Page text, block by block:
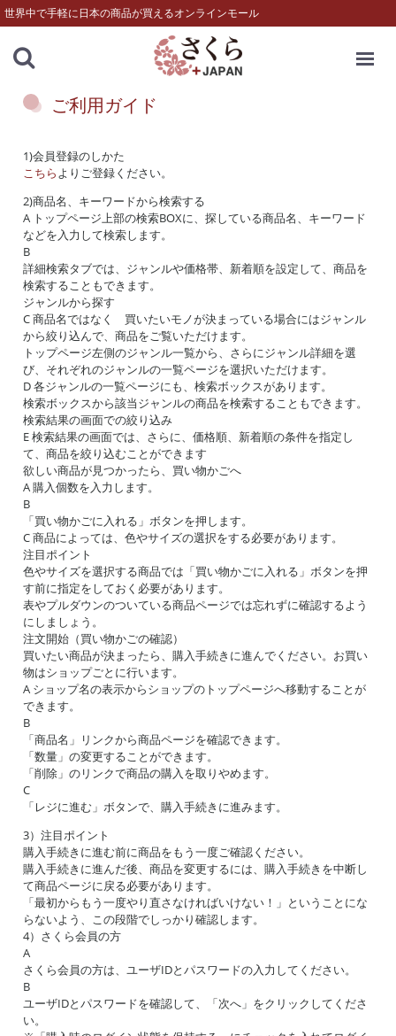
世界中で手軽に日本の商品が買えるオンラインモール
ご利用ガイド
1)会員登録のしかた
こちらよりご登録ください。
2)商品名、キーワードから検索する
A トップページ上部の検索BOXに、探している商品名、キーワード
などを入力して検索します。
B
詳細検索タブでは、ジャンルや価格帯、新着順を設定して、商品を
検索することもできます。
ジャンルから探す
C 商品名ではなく 買いたいモノが決まっている場合にはジャンル
から絞り込んで、商品をご覧いただけます。
トップページ左側のジャンル一覧から、さらにジャンル詳細を選
び、それぞれのジャンルの一覧ページを選択いただけます。
D 各ジャンルの一覧ページにも、検索ボックスがあります。
検索ボックスから該当ジャンルの商品を検索することもできます。
検索結果の画面での絞り込み
E 検索結果の画面では、さらに、価格順、新着順の条件を指定し
て、商品を絞り込むことができます
欲しい商品が見つかったら、買い物かごへ
A 購入個数を入力します。
B
「買い物かごに入れる」ボタンを押します。
C 商品によっては、色やサイズの選択をする必要があります。
注目ポイント
色やサイズを選択する商品では「買い物かごに入れる」ボタンを押
す前に指定をしておく必要があります。
表やプルダウンのついている商品ページでは忘れずに確認するよう
にしましょう。
注文開始（買い物かごの確認）
買いたい商品が決まったら、購入手続きに進んでください。お買い
物はショップごとに行います。
A ショップ名の表示からショップのトップページへ移動することが
できます。
B
「商品名」リンクから商品ページを確認できます。
「数量」の変更することができます。
「削除」のリンクで商品の購入を取りやめます。
C
「レジに進む」ボタンで、購入手続きに進みます。
3）注目ポイント
購入手続きに進む前に商品をもう一度ご確認ください。
購入手続きに進んだ後、商品を変更するには、購入手続きを中断し
て商品ページに戻る必要があります。
「最初からもう一度やり直さなければいけない！」ということにな
らないよう、この段階でしっかり確認します。
4）さくら会員の方
A
さくら会員の方は、ユーザIDとパスワードの入力してください。
B
ユーザIDとパスワードを確認して、「次へ」をクリックしてくださ
い。